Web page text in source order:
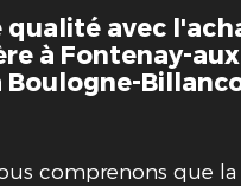
avec
à Fontenay-
comprenons que